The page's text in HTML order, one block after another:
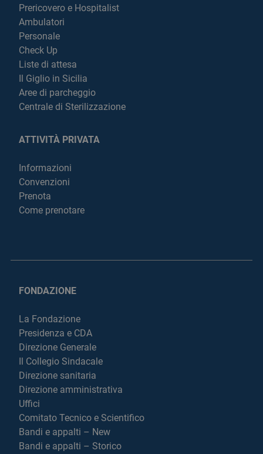
Prericovero e Hospitalist
Ambulatori
Personale
Check Up
Liste di attesa
Il Giglio in Sicilia
Aree di parcheggio
Centrale di Sterilizzazione
ATTIVITÀ PRIVATA
Informazioni
Convenzioni
Prenota
Come prenotare
FONDAZIONE
La Fondazione
Presidenza e CDA
Direzione Generale
Il Collegio Sindacale
Direzione sanitaria
Direzione amministrativa
Uffici
Comitato Tecnico e Scientifico
Bandi e appalti – New
Bandi e appalti – Storico